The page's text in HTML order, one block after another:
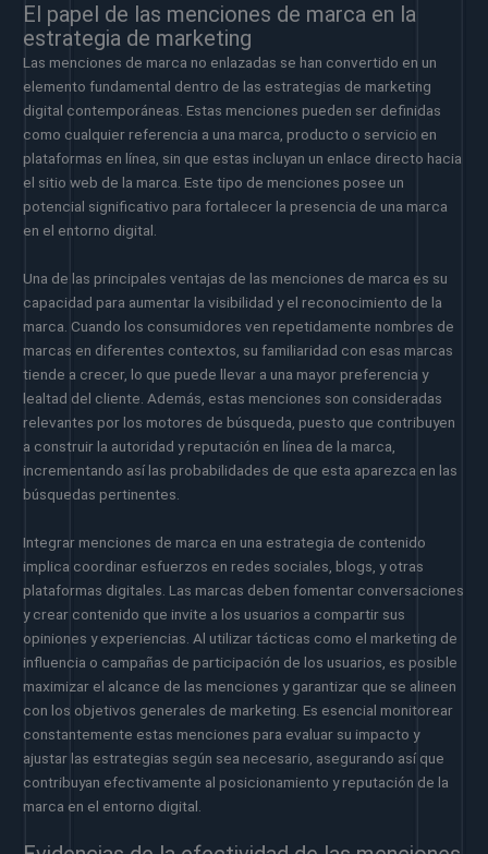
El papel de las menciones de marca en la
estrategia de marketing
Las menciones de marca no enlazadas se han convertido en un
elemento fundamental dentro de las estrategias de marketing
digital contemporáneas. Estas menciones pueden ser definidas
como cualquier referencia a una marca, producto o servicio en
plataformas en línea, sin que estas incluyan un enlace directo hacia
el sitio web de la marca. Este tipo de menciones posee un
potencial significativo para fortalecer la presencia de una marca
en el entorno digital.
Una de las principales ventajas de las menciones de marca es su
capacidad para aumentar la visibilidad y el reconocimiento de la
marca. Cuando los consumidores ven repetidamente nombres de
marcas en diferentes contextos, su familiaridad con esas marcas
tiende a crecer, lo que puede llevar a una mayor preferencia y
lealtad del cliente. Además, estas menciones son consideradas
relevantes por los motores de búsqueda, puesto que contribuyen
a construir la autoridad y reputación en línea de la marca,
incrementando así las probabilidades de que esta aparezca en las
búsquedas pertinentes.
Integrar menciones de marca en una estrategia de contenido
implica coordinar esfuerzos en redes sociales, blogs, y otras
plataformas digitales. Las marcas deben fomentar conversaciones
y crear contenido que invite a los usuarios a compartir sus
opiniones y experiencias. Al utilizar tácticas como el marketing de
influencia o campañas de participación de los usuarios, es posible
maximizar el alcance de las menciones y garantizar que se alineen
con los objetivos generales de marketing. Es esencial monitorear
constantemente estas menciones para evaluar su impacto y
ajustar las estrategias según sea necesario, asegurando así que
contribuyan efectivamente al posicionamiento y reputación de la
marca en el entorno digital.